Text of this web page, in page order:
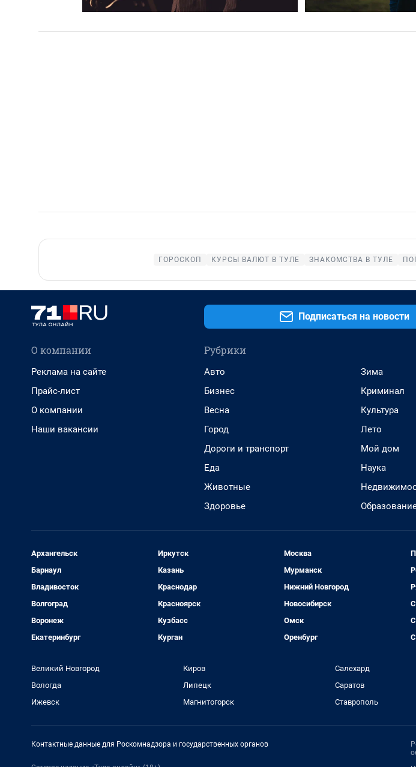
ГОРОСКОП КУРСЫ ВАЛЮТ В ТУЛЕ ЗНАКОМСТВА В ТУЛЕ
Подписаться на новости
О компании
Реклама на сайте
Прайс-лист
О компании
Наши вакансии
Рубрики
Авто
Бизнес
Весна
Город
Дороги и транспорт
Еда
Животные
Здоровье
Зима
Криминал
Культура
Лето
Мой дом
Наука
Архангельск
Барнаул
Владивосток
Волгоград
Воронеж
Екатеринбург
Иркутск
Казань
Краснодар
Красноярск
Кузбасс
Курган
Москва
Мурманск
Нижний Новгород
Новосибирск
Омск
Оренбург
Великий Новгород
Вологда
Ижевск
Киров
Липецк
Магнитогорск
Салехард
Саратов
Ставрополь
Контактные данные для Роскомнадзора и государственных органов